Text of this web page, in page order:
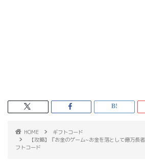
HOME
ギフトコード
【攻略】『お金のゲーム~お金を落として億万長
フトコード